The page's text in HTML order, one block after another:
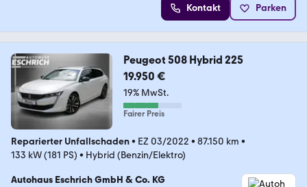
Kontakt Parken
Peugeot 508 Hybrid 225
19.950 €
19% MwSt.
Fairer Preis
Reparierter Unfallschaden• EZ 03/2022 • 87.150 km •
133 kW (181 PS) • Hybrid (Benzin/Elektro)
Autohaus Eschrich GmbH & Co. KG